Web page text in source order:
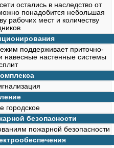
остались в наследство от
понадобится небольшая
рабочих мест и количеству
поддерживает приточно-
навесные настенные системы
городское
безопасности
пожарной безопасности